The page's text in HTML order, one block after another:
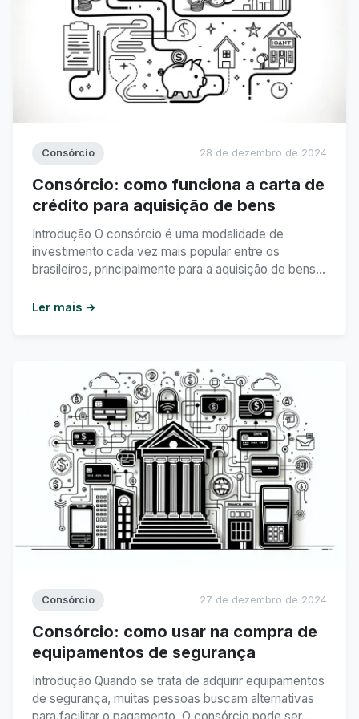
Consórcio 28 de dezembro de 2024
Consórcio: como funciona a carta de
crédito para aquisição de bens
Introdução O consórcio é uma modalidade de
investimento cada vez mais popular entre os
brasileiros, principalmente para a aquisição de bens.
é através da carta de crédito, que funciona como um
Ler mais →
Consórcio 27 de dezembro de 2024
Consórcio: como usar na compra de
equipamentos de segurança
Introdução Quando se trata de adquirir equipamentos
de segurança, muitas pessoas buscam alternativas